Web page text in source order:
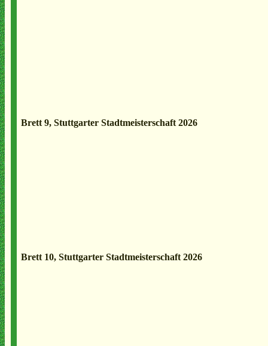
Brett 9, Stuttgarter Stadtmeisterschaft 2026
Brett 10, Stuttgarter Stadtmeisterschaft 2026